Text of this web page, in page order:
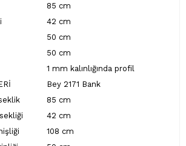
85 cm
42 cm
50 cm
50 cm
1 mm kalınlığında profil
Bey 2171 Bank
85 cm
42 cm
108 cm